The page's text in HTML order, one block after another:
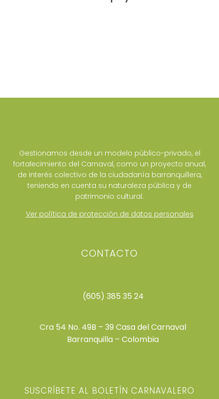
Gestionamos desde un modelo público-privado, el
fortalecimiento del Carnaval, como un proyecto anual,
de interés colectivo de la ciudadanía barranquillera,
teniendo en cuenta su naturaleza pública y de
patrimonio cultural.
Ver política de protección de datos personales
CONTACTO
(605) 385 35 24
Cra 54 No. 49B – 39 Casa del Carnaval
Barranquilla – Colombia
SUSCRÍBETE AL BOLETÍN CARNAVALERO